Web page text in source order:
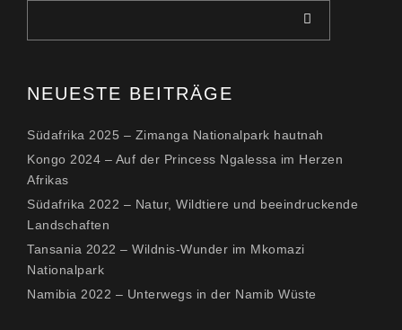
NEUESTE BEITRÄGE
Südafrika 2025 – Zimanga Nationalpark hautnah
Kongo 2024 – Auf der Princess Ngalessa im Herzen
Afrikas
Südafrika 2022 – Natur, Wildtiere und beeindruckende
Landschaften
Tansania 2022 – Wildnis-Wunder im Mkomazi
Nationalpark
Namibia 2022 – Unterwegs in der Namib Wüste